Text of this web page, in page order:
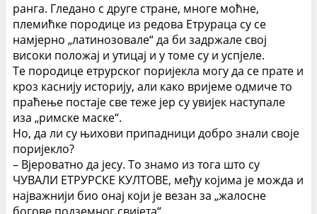
ранга. Гледано с друге стране, многе моћне,
племићке породице из редова Етрураца су се
намјерно „латинозовале“ да би задржале свој
високи положај и утицај и у томе су и успјеле.
Те породице етрурског поријекла могу да се прате и
кроз каснију историју, али како вријеме одмиче то
праћење постаје све теже јер су увијек наступале
иза „римске маске“.
Но, да ли су њихови припадници добро знали своје
поријекло?
– Вјероватно да јесу. То знамо из тога што су
ЧУВАЛИ ЕТРУРСКЕ КУЛТОВЕ, међу којима је можда и
најважнији био онај који је везан за „жалосне